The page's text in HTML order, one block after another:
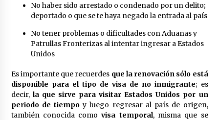
No haber sido arrestado o condenado por un delito;
deportado o que se te haya negado la entrada al país
No tener problemas o dificultades con Aduanas y
Patrullas Fronterizas al intentar ingresar a Estados
Unidos
Es importante que recuerdes que la renovación sólo está
disponible para el tipo de visa de no inmigrante; es
decir, la que sirve para visitar Estados Unidos por un
periodo de tiempoy luego regresar al país de origen,
también conocida comovisa temporal, misma que se